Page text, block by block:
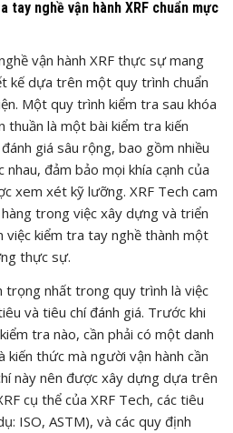
tay nghề vận hành XRF chuẩn mực
vận hành XRF thực sự mang
kế dựa trên một quy trình chuẩn
Một quy trình kiểm tra sau khóa
thuần là một bài kiểm tra kiến
giá sâu rộng, bao gồm nhiều
nhau, đảm bảo mọi khía cạnh của
xem xét kỹ lưỡng. XRF Tech cam
trong việc xây dựng và triển
việc kiểm tra tay nghề thành một
thực sự.
trọng nhất trong quy trình là việc
và tiêu chí đánh giá. Trước khi
tra nào, cần phải có một danh
kiến thức mà người vận hành cần
này nên được xây dựng dựa trên
cụ thể của XRF Tech, các tiêu
ISO, ASTM), và các quy định